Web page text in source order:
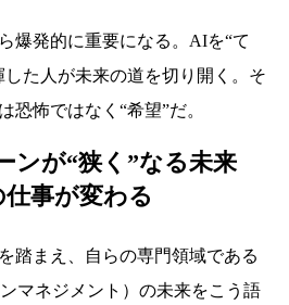
爆発的に重要になる。AIを“て
した人が未来の道を切り開く。そ
恐怖ではなく“希望”だ。
ンが“狭く”なる未来
事が変わる
まえ、自らの専門領域である
マネジメント）の未来をこう語